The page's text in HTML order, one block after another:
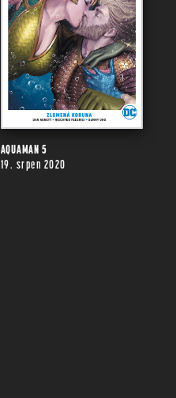
AQUAMAN 5
19. srpen 2020